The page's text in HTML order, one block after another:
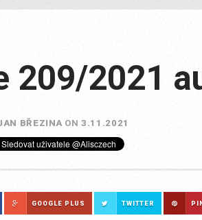
209/2021
BŘEZINA ON3.11.2021
GOOGLE PLUS TWITTER